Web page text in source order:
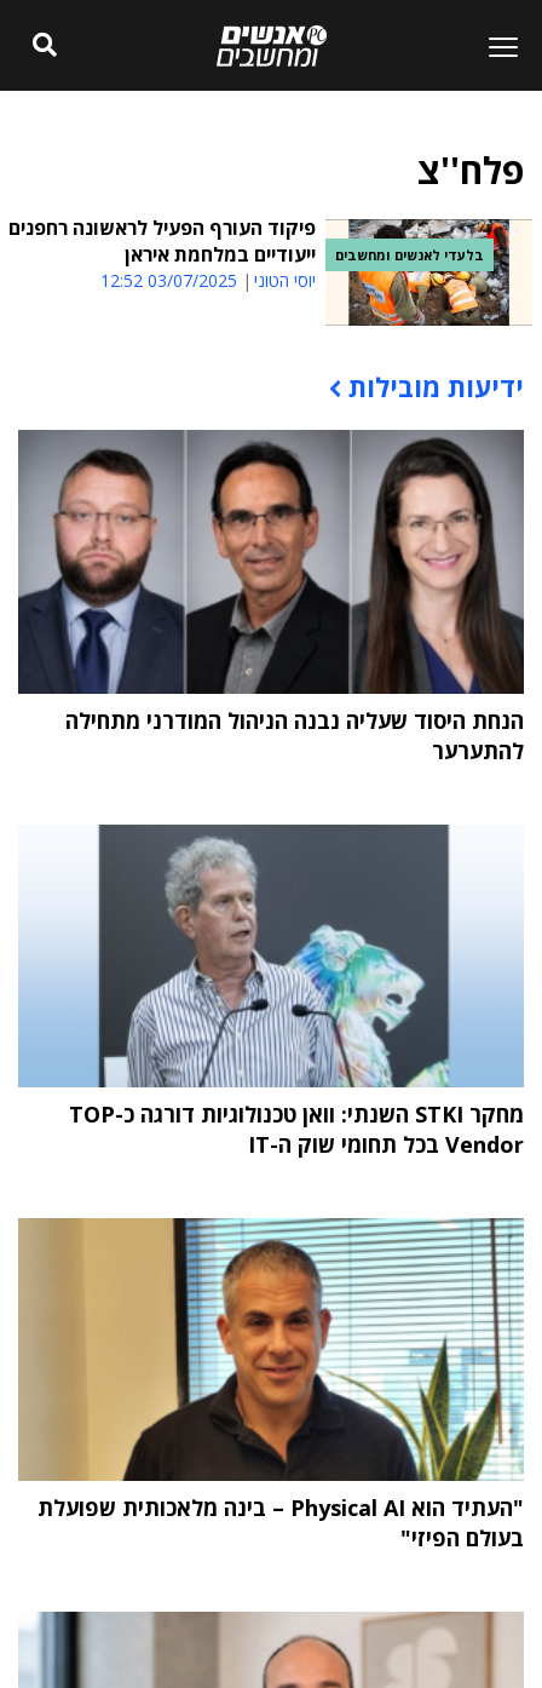
פלח''צ
בלעדי לאנשים ומחשבים
פיקוד העורף הפעיל לראשונה רחפנים
ייעודיים במלחמת איראן
יוסי הטוני 03/07/2025 12:52
תוכן פרסומי
ידיעות מובילות
הנחת היסוד שעליה נבנה הניהול המודרני מתחילה
להתערער
מחקר STKI השנתי: וואן טכנולוגיות דורגה כ-TOP
Vendor בכל תחומי שוק ה-IT
"העתיד הוא Physical AI – בינה מלאכותית שפועלת
בעולם הפיזי"